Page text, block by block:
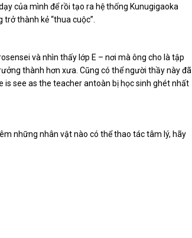
của mình để rồi tạo ra hệ thống Kunugigaoka
thành kẻ “thua cuộc”.
và nhìn thấy lớp E – nơi mà ông cho là tập
thành hơn xưa. Cũng có thể người thầy này đã
is see as the teacher antoàn bị học sinh ghét nhất
những nhân vật nào có thể thao tác tâm lý, hãy